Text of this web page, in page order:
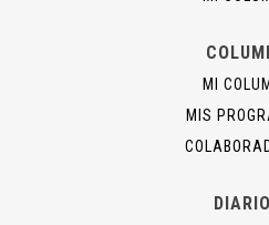
MI
MIS